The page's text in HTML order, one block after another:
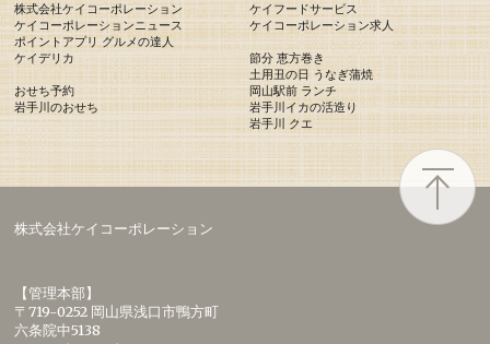
株式会社ケイコーポレーション
ケイコーポレーションニュース
ポイントアプリ グルメの達人
ケイフードサービス
ケイコーポレーション求人
ケイデリカ
節分 恵方巻き
土用丑の日 うなぎ蒲焼
おせち予約
岩手川のおせち
岡山駅前 ランチ
岩手川イカの活造り
岩手川 クエ
株式会社ケイコーポレーション
【管理本部】
〒719-0252 岡山県浅口市鴨方町
六条院中5138